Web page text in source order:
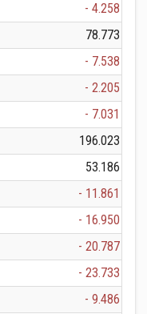
- 4.258
78.773
- 7.538
- 2.205
- 7.031
196.023
53.186
- 11.861
- 16.950
- 20.787
- 23.733
- 9.486